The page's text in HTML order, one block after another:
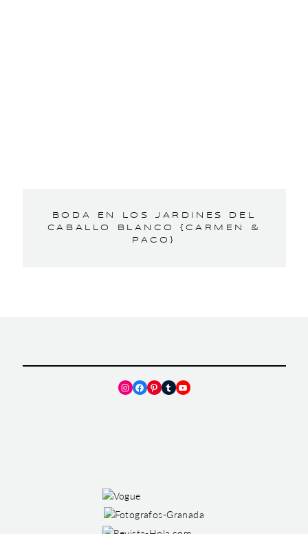
BODA EN LOS JARDINES DEL
CABALLO BLANCO {CARMEN &
PACO}
Instagram
Facebook
Pinterest
TumblrYouTube